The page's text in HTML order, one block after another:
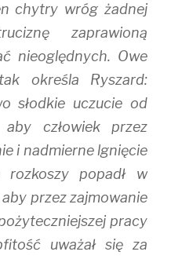
chytry wróg żadnej
zaprawioną
nieoględnych. Owe
określa Ryszard:
słodkie uczucie od
człowiek przez
i nadmierne lgnięcie
rozkoszy popadł w
przez zajmowanie
pracy
uważał się za